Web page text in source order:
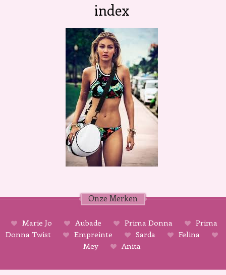
index
Onze Merken
Marie Jo Aubade Prima Donna
Prima
Donna Twist
Empreinte Sarda
Felina
Mey
Anita